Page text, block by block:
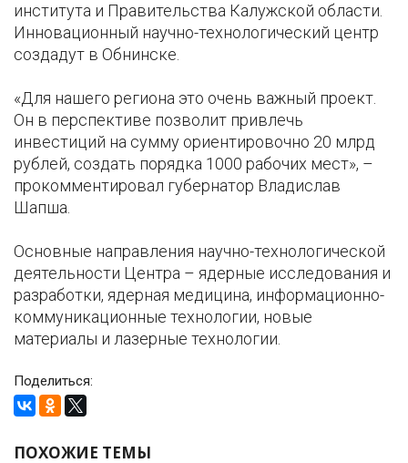
института и Правительства Калужской области.
Инновационный научно-технологический центр
создадут в Обнинске.
«Для нашего региона это очень важный проект.
Он в перспективе позволит привлечь
инвестиций на сумму ориентировочно 20 млрд
рублей, создать порядка 1000 рабочих мест», –
прокомментировал губернатор Владислав
Шапша.
Основные направления научно-технологической
деятельности Центра – ядерные исследования и
разработки, ядерная медицина, информационно-
коммуникационные технологии, новые
материалы и лазерные технологии.
Поделиться:
ПОХОЖИЕ ТЕМЫ